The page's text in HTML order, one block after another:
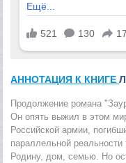
АННОТАЦИЯ К КНИГЕ
Продолжение романа
Он опять выжил в этом
Российской армии,
параллельной
Родину, дом, семью. Но